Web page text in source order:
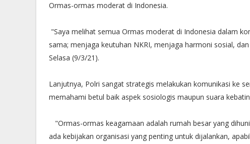
Ormas-ormas moderat di Indonesia.
"Saya melihat semua Ormas moderat di Indonesia dalam
sama; menjaga keutuhan NKRI, menjaga harmoni sosial,
Selasa (9/3/21).
Lanjutnya, Polri sangat strategis melakukan komunikasi ke
memahami betul baik aspek sosiologis maupun suara
"Ormas-ormas keagamaan adalah rumah besar yang
ada kebijakan organisasi yang penting untuk dijalankan,